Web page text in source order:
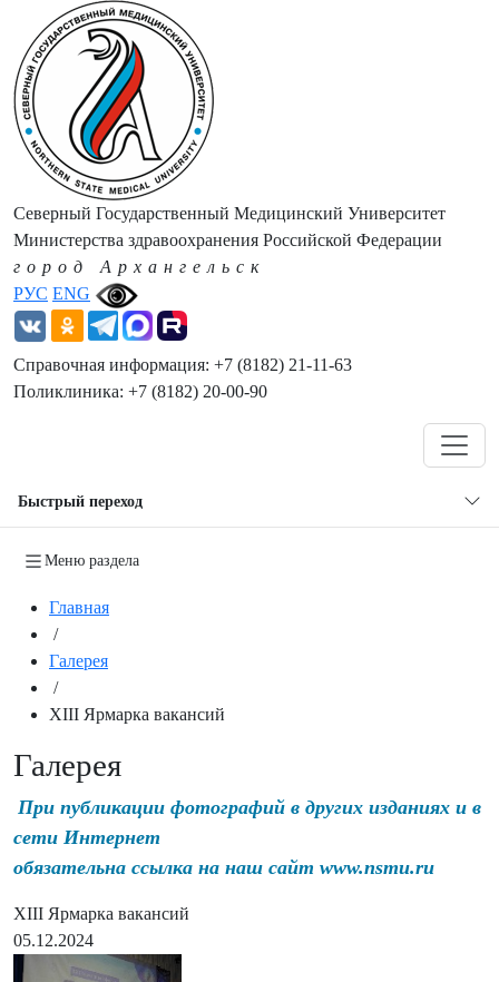
РУС ENG
Северный Государственный Медицинский Университет
Министерства здравоохранения Российской Федерации
город Архангельск
Справочная информация: +7 (8182) 21-11-63
Поликлиника: +7 (8182) 20-00-90
Быстрый переход
Меню раздела
Главная
/
Галерея
/
XIII Ярмарка вакансий
Галерея
При публикации фотографий в других изданиях и в
сети Интернет
обязательна ссылка на наш сайт www.nsmu.ru
XIII Ярмарка вакансий
05.12.2024